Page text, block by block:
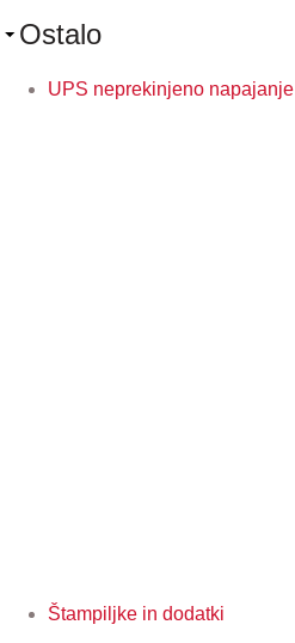
Ostalo
UPS neprekinjeno napajanje
Štampiljke in dodatki